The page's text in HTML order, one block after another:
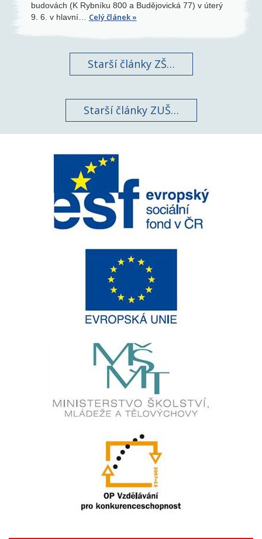
budovách (K Rybníku 800 a Budějovická 77) v úterý
9. 6. v hlavní… Celý článek
Starší články ZŠ
Starší články ZUŠ